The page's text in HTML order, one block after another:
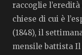
raccoglie
chiese di cui è
(1848), il
mensile battista Il